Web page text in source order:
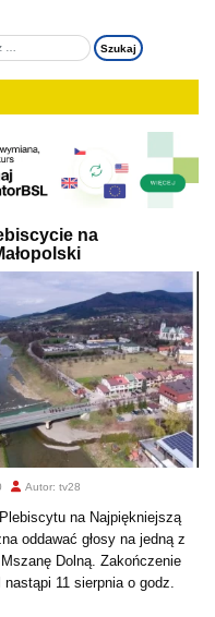
na
Autor: tv28
na Najpiękniejszą
oddawać głosy na jedną z
Dolną. Zakończenie
11 sierpnia o godz.